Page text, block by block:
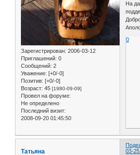
Зарегистрирован: 2006-03-12
Приглашений: 0
Сообщений: 2
Уважение: [+0/-0]
Позитив: [+0/-0]
Возраст: 45 [1980-09-09]
Провел на форуме:
Не определено
Последний визит:
2008-09-20 01:45:50
На
0
03-
Татьяна